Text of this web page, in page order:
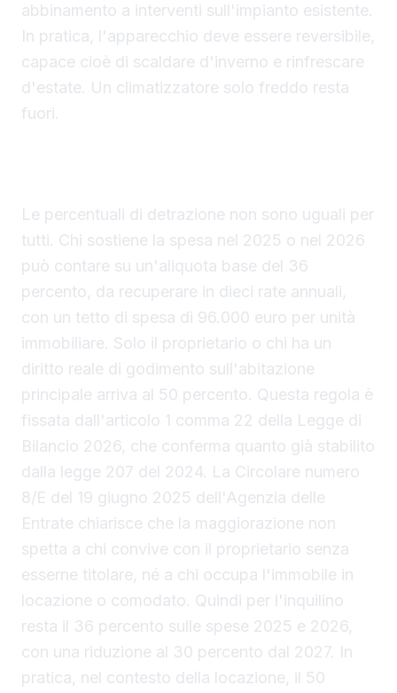
abbinamento a interventi sull'impianto esistente.
In pratica, l'apparecchio deve essere reversibile,
capace cioè di scaldare d'inverno e rinfrescare
d'estate. Un climatizzatore solo freddo resta
fuori.
Le percentuali di detrazione non sono uguali per
tutti. Chi sostiene la spesa nel 2025 o nel 2026
può contare su un'aliquota base del 36
percento, da recuperare in dieci rate annuali,
con un tetto di spesa di 96.000 euro per unità
immobiliare. Solo il proprietario o chi ha un
diritto reale di godimento sull'abitazione
principale arriva al 50 percento. Questa regola è
fissata dall'articolo 1 comma 22 della Legge di
Bilancio 2026, che conferma quanto già stabilito
dalla legge 207 del 2024. La Circolare numero
8/E del 19 giugno 2025 dell'Agenzia delle
Entrate chiarisce che la maggiorazione non
spetta a chi convive con il proprietario senza
esserne titolare, né a chi occupa l'immobile in
locazione o comodato. Quindi per l'inquilino
resta il 36 percento sulle spese 2025 e 2026,
con una riduzione al 30 percento dal 2027. In
pratica, nel contesto della locazione, il 50